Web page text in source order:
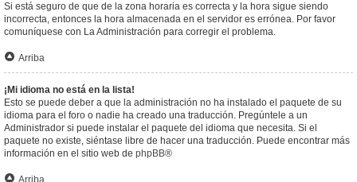
Si está seguro de que de la zona horaria es correcta y la hora sigue siendo
incorrecta, entonces la hora almacenada en el servidor es errónea. Por favor
comuníquese con La Administración para corregir el problema.
Arriba
¡Mi idioma no está en la lista!
Esto se puede deber a que la administración no ha instalado el paquete de su
idioma para el foro o nadie ha creado una traducción. Pregúntele a un
Administrador si puede instalar el paquete del idioma que necesita. Si el
paquete no existe, siéntase libre de hacer una traducción. Puede encontrar más
información en el sitio web de phpBB®
Arriba